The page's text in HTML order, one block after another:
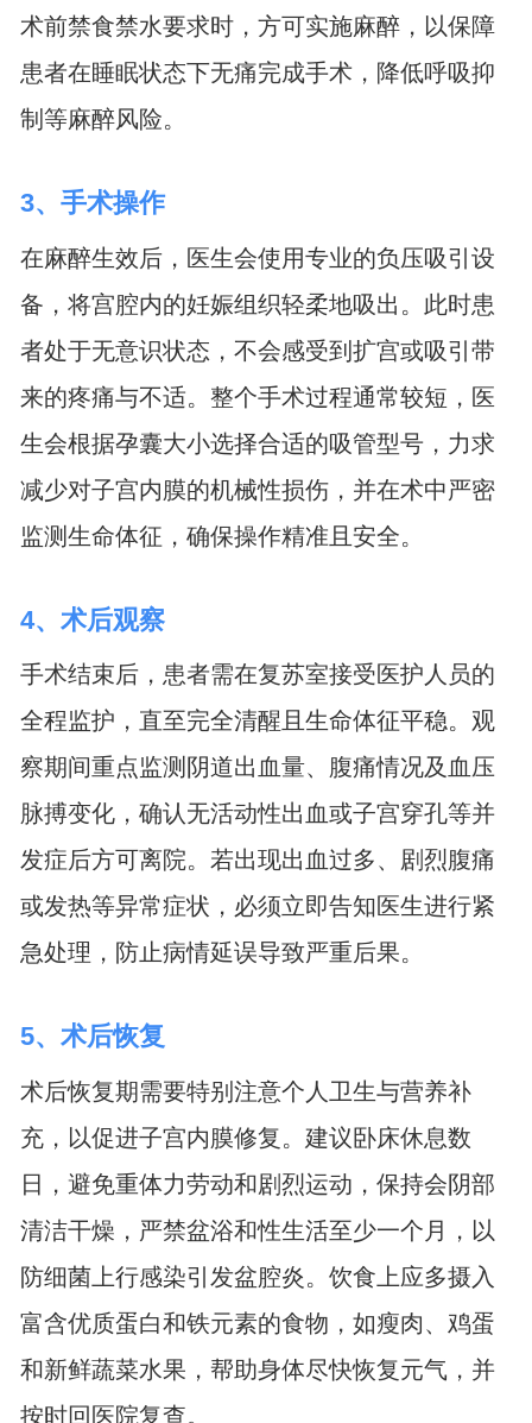
术前禁食禁水要求时，方可实施麻醉，以保障
患者在睡眠状态下无痛完成手术，降低呼吸抑
制等麻醉风险。
3、手术操作
在麻醉生效后，医生会使用专业的负压吸引设
备，将宫腔内的妊娠组织轻柔地吸出。此时患
者处于无意识状态，不会感受到扩宫或吸引带
来的疼痛与不适。整个手术过程通常较短，医
生会根据孕囊大小选择合适的吸管型号，力求
减少对子宫内膜的机械性损伤，并在术中严密
监测生命体征，确保操作精准且安全。
4、术后观察
手术结束后，患者需在复苏室接受医护人员的
全程监护，直至完全清醒且生命体征平稳。观
察期间重点监测阴道出血量、腹痛情况及血压
脉搏变化，确认无活动性出血或子宫穿孔等并
发症后方可离院。若出现出血过多、剧烈腹痛
或发热等异常症状，必须立即告知医生进行紧
急处理，防止病情延误导致严重后果。
5、术后恢复
术后恢复期需要特别注意个人卫生与营养补
充，以促进子宫内膜修复。建议卧床休息数
日，避免重体力劳动和剧烈运动，保持会阴部
清洁干燥，严禁盆浴和性生活至少一个月，以
防细菌上行感染引发盆腔炎。饮食上应多摄入
富含优质蛋白和铁元素的食物，如瘦肉、鸡蛋
和新鲜蔬菜水果，帮助身体尽快恢复元气，并
按时回医院复查。